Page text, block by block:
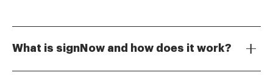
What is signNow and how does it work?